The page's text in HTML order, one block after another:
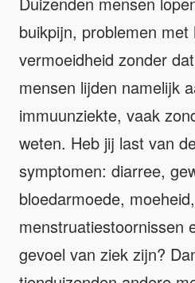
buikpijn, problemen
vermoeidheid zonder
mensen lijden namelijk
immuunziekte, vaak
weten. Heb jij last van
symptomen: diarree,
bloedarmoede,
menstruatiestoornissen
gevoel van ziek zijn?